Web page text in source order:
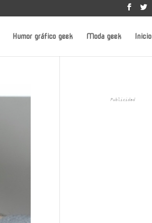
Humor gráfico geek Moda geek Inicio
Publicidad